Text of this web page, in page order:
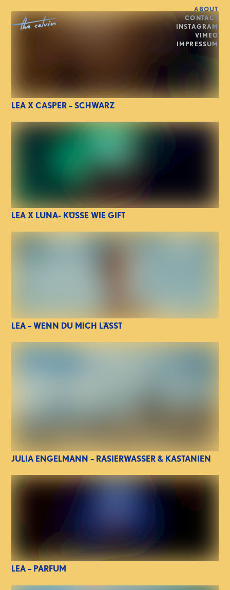
ABOUT
CONTACT
INSTAGRAM
VIMEO
IMPRESSUM
LEA X CASPER – SCHWARZ
LEA X LUNA- KÜSSE WIE GIFT
LEA – WENN DU MICH LÄSST
JULIA ENGELMANN – RASIERWASSER & KASTANIEN
LEA – PARFUM